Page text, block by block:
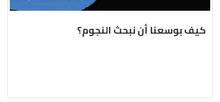
كيف بوسعنا أن نبحث النجوم؟